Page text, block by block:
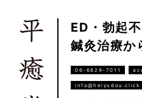
ED・勃起
鍼灸治療か
06-6829-7011
info@heiyudou.click